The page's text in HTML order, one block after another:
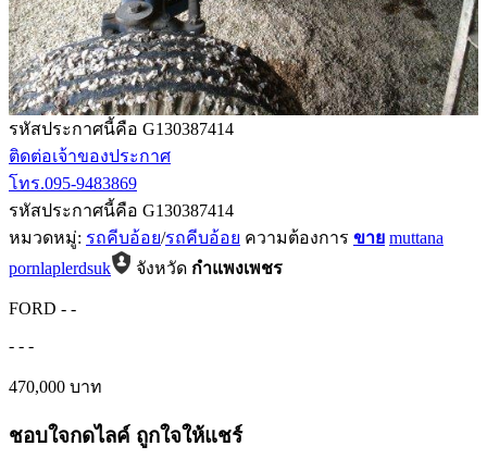
รหัสประกาศนี้คือ G130387414
ติดต่อเจ้าของประกาศ
โทร.095-9483869
รหัสประกาศนี้คือ G130387414
หมวดหมู่: รถคีบอ้อย/รถคีบอ้อย ความต้องการ ขาย muttana
pornlaplerdsuk
จังหวัด กำแพงเพชร
FORD - -
- - -
470,000 บาท
ชอบใจกดไลค์ ถูกใจให้แชร์